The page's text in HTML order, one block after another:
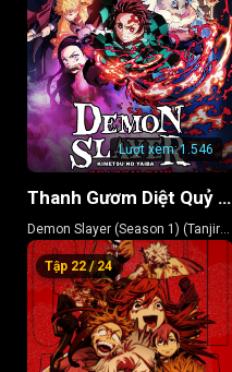
Lượt xem:1.546
Thanh Gươm Diệt Quỷ (Phần 1) (Kamado Tanjiro Lập Chí)
Demon Slayer (Season 1) (Tanjiro
Kamado, Unwavering Resolve
Arc)Tập 22 / 24